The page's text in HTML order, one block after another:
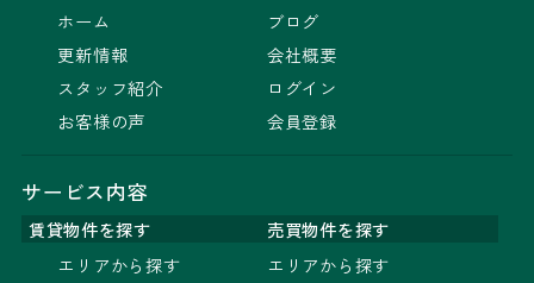
ホーム
更新情報
スタッフ紹介
お客様の声
ブログ
会社概要
ログイン
会員登録
サービス内容
賃貸物件を探す
売買物件を探す
エリアから探す
エリアから探す